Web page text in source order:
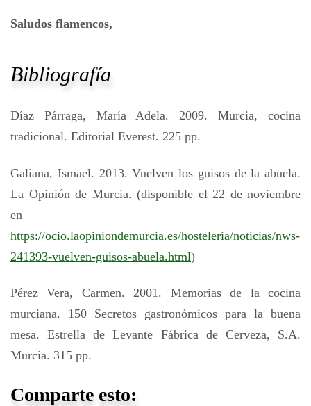
Saludos flamencos,
Bibliografía
Díaz Párraga, María Adela. 2009. Murcia, cocina
tradicional. Editorial Everest. 225 pp.
Galiana, Ismael. 2013. Vuelven los guisos de la abuela.
La Opinión de Murcia. (disponible el 22 de noviembre
en
https://ocio.laopiniondemurcia.es/hosteleria/noticias/nws-
241393-vuelven-guisos-abuela.html)
Pérez Vera, Carmen. 2001. Memorias de la cocina
murciana. 150 Secretos gastronómicos para la buena
mesa. Estrella de Levante Fábrica de Cerveza, S.A.
Murcia. 315 pp.
Comparte esto: